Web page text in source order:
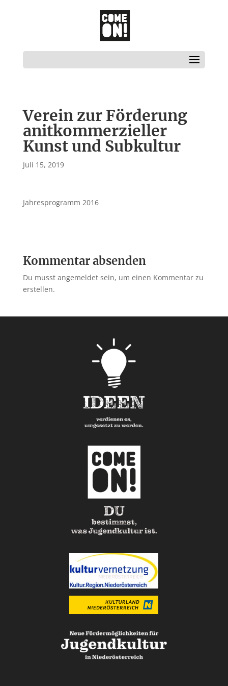
Verein zur Förderung
anitkommerzieller
Kunst und Subkultur
Juli 15, 2019
Jahresprogramm 2016
Kommentar absenden
Du musst angemeldet sein, um einen Kommentar zu
erstellen.